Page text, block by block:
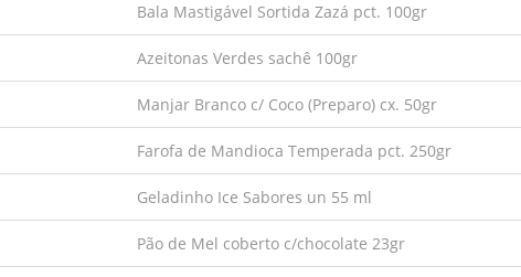
Bala Mastigável Sortida Zazá pct. 100gr
Azeitonas Verdes sachê 100gr
Manjar Branco c/ Coco (Preparo) cx. 50gr
Farofa de Mandioca Temperada pct. 250gr
Geladinho Ice Sabores un 55 ml
Pão de Mel coberto c/chocolate 23gr